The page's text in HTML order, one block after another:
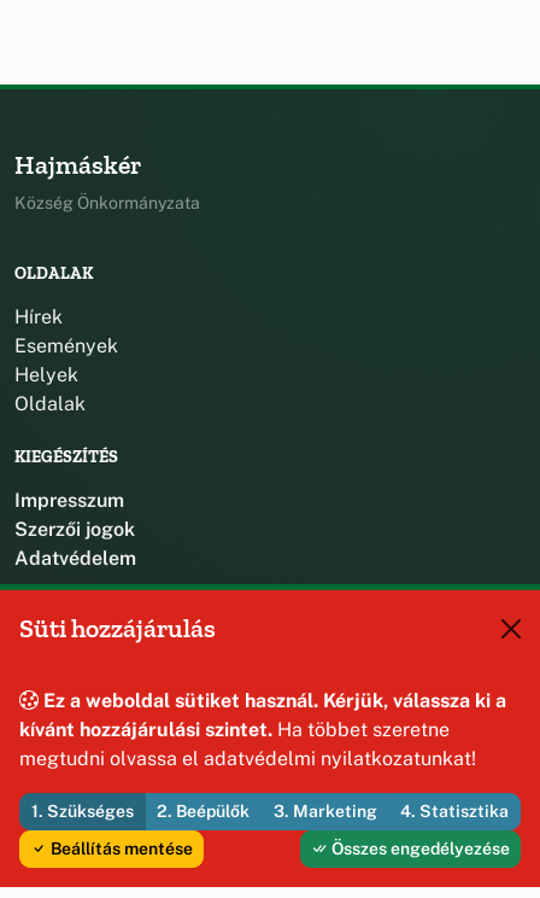
Hajmáskér
Község Önkormányzata
OLDALAK
Hírek
Események
Helyek
Oldalak
KIEGÉSZÍTÉS
Impresszum
Szerzői jogok
Adatvédelem
8192 Hajmáskér, Kossuth Lajos u. 31.
© 2026 Hajmáskér Község Önkormányzata — Minden jog
fenntartva
Fejleszti és üzemelteti az Útirány
Süti hozzájárulás
Ez a weboldal sütiket használ. Kérjük, válassza ki a
kívánt hozzájárulási szintet. Ha többet szeretne
megtudni olvassa el adatvédelmi nyilatkozatunkat!
1. Szükséges 2. Beépülők 3. Marketing
4. Statisztika
Beállítás mentése
Összes engedélyezése